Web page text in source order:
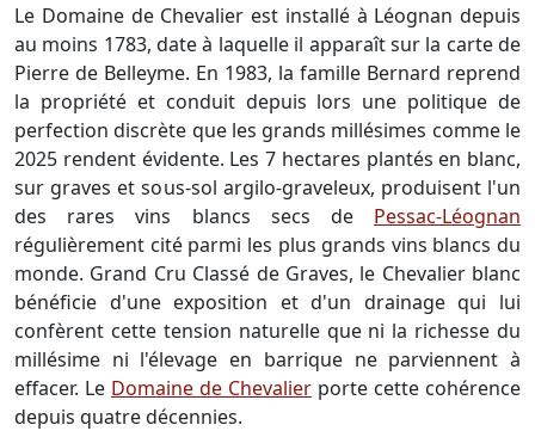
Le Domaine de Chevalier est installé à Léognan depuis
au moins 1783, date à laquelle il apparaît sur la carte de
Pierre de Belleyme. En 1983, la famille Bernard reprend
la propriété et conduit depuis lors une politique de
perfection discrète que les grands millésimes comme le
2025 rendent évidente. Les 7 hectares plantés en blanc,
sur graves et sous-sol argilo-graveleux, produisent l'un
des rares vins blancs secs de Pessac-Léognan
régulièrement cité parmi les plus grands vins blancs du
monde. Grand Cru Classé de Graves, le Chevalier blanc
bénéficie d'une exposition et d'un drainage qui lui
confèrent cette tension naturelle que ni la richesse du
millésime ni l'élevage en barrique ne parviennent à
effacer. Le Domaine de Chevalier porte cette cohérence
depuis quatre décennies.